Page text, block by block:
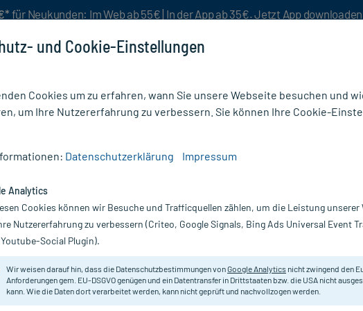
für Neukunden: Im Web ab 55€ | In der App ab 35€. Jetzt App downloaden
Nur für kurze Zeit:Gratis-Versand* ab 19€ Mindestbestellwert!
Erfahrungen &
Aquilea
und Cookie-Einstellungen
Cookies um zu erfahren, wann Sie unsere Webseite besuchen und
um Ihre Nutzererfahrung zu verbessern. Sie können Ihre Cookie-
Datenschutzerklärung Impressum
Analytics
Cookies können wir Besuche und Trafficquellen zählen, um die Leistung unserer
Nutzererfahrung zu verbessern (Criteo, Google Signals, Bing Ads Universal Event
Social Plugin).
Wir weisen darauf hin, dass die Datenschutzbestimmungen vonGoogle Analytics nicht zwingend den
Anforderungen gem. EU-DSGVO genügen und ein Datentransfer in Drittstaaten bzw. die USA nicht
kann. Wie die Daten dort verarbeitet werden, kann nicht geprüft und nachvollzogen werden.